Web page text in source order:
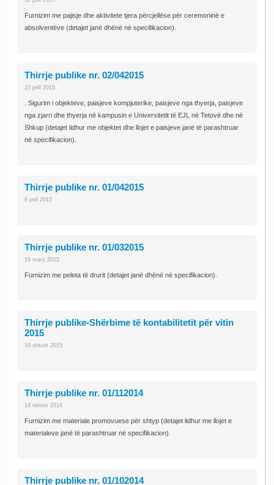
Furnizim me pajisje dhe aktivitete tjera përcjellëse për ceremoninë e
absolventëve (detajet janë dhënë në specifikacion).
Thirrje publike nr. 02/042015
23 prill 2015
. Sigurim i objekteve, paisjeve kompjuterike, paisjeve nga thyerja, paisjeve
nga zjarri dhe thyerja në kampusin e Universitetit të EJL në Tetovë dhe në
Shkup (detajet lidhur me objektet dhe llojet e paisjeve janë të parashtruar
në specifikacion).
Thirrje publike nr. 01/042015
8 prill 2015
Thirrje publike nr. 01/032015
19 mars 2015
Furnizim me peleta të drurit (detajet janë dhënë në specifikacion).
Thirrje publike-Shërbime të kontabilitetit për vitin
2015
10 shkurt 2015
Thirrje publike nr. 01/112014
14 nëntor 2014
Furnizim me materiale promovuese për shtyp (detajet lidhur me llojet e
materialeve janë të parashtruar në specifikacion).
Thirrje publike nr. 01/102014